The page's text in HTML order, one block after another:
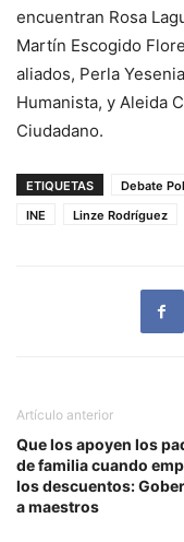
encuentran Rosa
Martín Escogido
aliados, Perla
Humanista, y Aleida
Ciudadano.
ETIQUETAS Debate
INE
Linze Rodríguez
Artículo anterior
Que los apoyen los
de familia cuando
los descuentos:
a maestros